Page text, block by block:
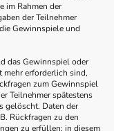
im Rahmen der
der Teilnehmer
Gewinnspiele und
das Gewinnspiel oder
mehr erforderlich sind,
zum Gewinnspiel
Teilnehmer spätestens
gelöscht. Daten der
Rückfragen zu den
zu erfüllen; in diesem